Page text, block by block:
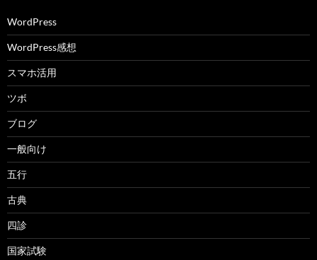
WordPress
WordPress感想
スマホ活用
ツボ
ブログ
一般向け
五行
古典
四診
国家試験